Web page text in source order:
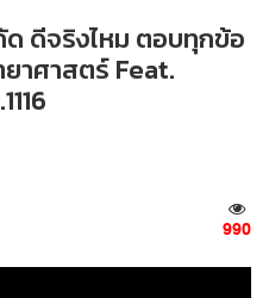
ดีจริงไหม ตอบทุกข้อ
าศาสตร์ Feat.
990